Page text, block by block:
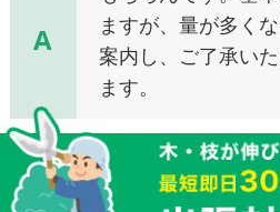
A
ますが、量が多く
案内し、ご了承い
ます。